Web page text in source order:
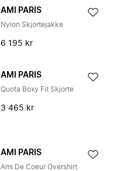
AMI PARIS
Nylon Skjortejakke
6 195 kr
AMI PARIS
Quota Boxy Fit Skjorte
3 465 kr
AMI PARIS
Ami De Coeur Overshirt